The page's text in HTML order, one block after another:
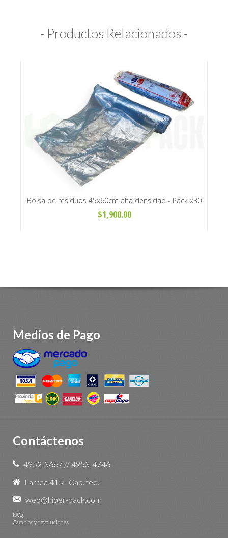
- Productos Relacionados -
Bolsa de residuos 45x60cm alta densidad - Pack x30
unidades
$1,900.00
Medios de Pago
Contáctenos
4952-3667 //4953-4746
Larrea 415 - Cap. fed.
web@hiper-pack.com
FAQ
Cambios y devoluciones